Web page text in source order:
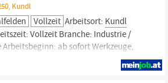
Kundl
Vollzeit Arbeitsort: Kundl
Vollzeit Branche: Industrie /
ab sofort Werkzeuge,
für Sie zusammen? Als
Elektrik sorgen Sie dafür, dass